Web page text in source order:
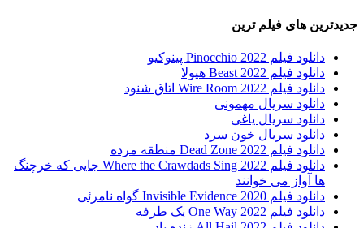
جدیدترین های فیلم ترین
دانلود فیلم Pinocchio 2022 پینوکیو
دانلود فیلم Beast 2022 هیولا
دانلود فیلم Wire Room 2022 اتاق شنود
دانلود سریال مهمونی
دانلود سریال یاغی
دانلود سریال خون سرد
دانلود فیلم 2022 Dead Zone منطقه مرده
دانلود فیلم Where the Crawdads Sing 2022 جایی که خرچنگ
ها آواز می خوانند
دانلود فیلم 2020 Invisible Evidence گواه نامرئی
دانلود فیلم One Way 2022 یک طرفه